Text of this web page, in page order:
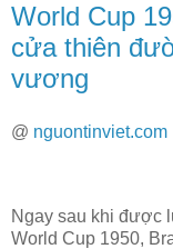
World Cup
cửa thiên
vương
@ nguontinviet.com
Ngay sau khi được
World Cup 1950,